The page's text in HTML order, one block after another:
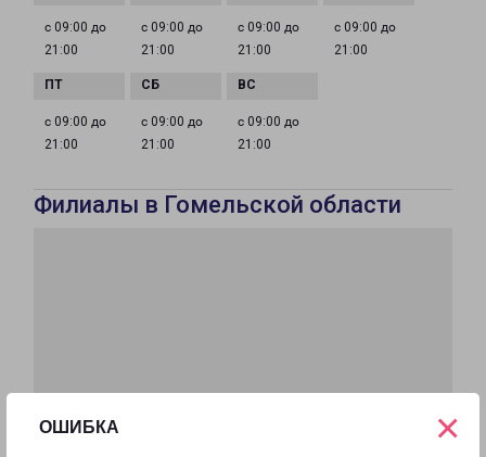
ОШИБКА ×
с 09:00 до
21:00
с 09:00 до
21:00
с 09:00 до
21:00
с 09:00 до
21:00
с 09:00 до
21:00
с 09:00 до
21:00
с 09:00 до
21:00
Филиалы в Гомельской области